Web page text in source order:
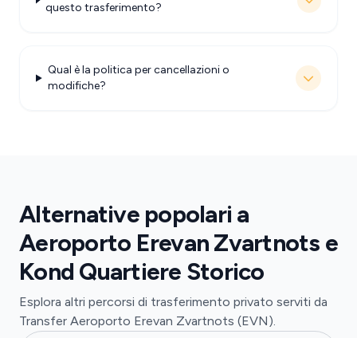
questo trasferimento?
Qual è la politica per cancellazioni o
modifiche?
Alternative popolari a
Aeroporto Erevan Zvartnots e
Kond Quartiere Storico
Esplora altri percorsi di trasferimento privato serviti da
Transfer Aeroporto Erevan Zvartnots (EVN).